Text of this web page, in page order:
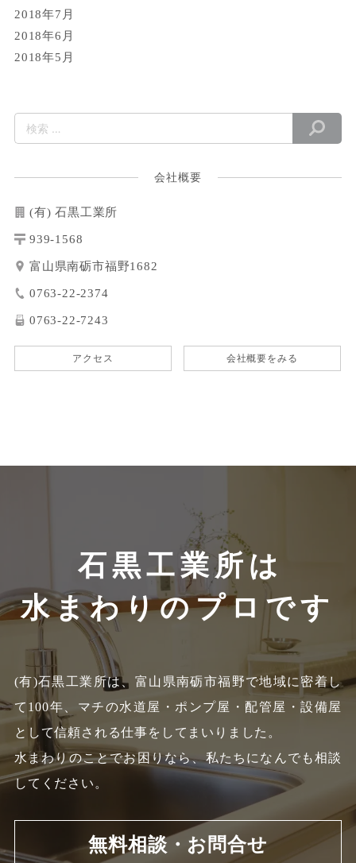
2018年7月
2018年6月
2018年5月
会社概要
(有) 石黒工業所
939-1568
富山県南砺市福野1682
0763-22-2374
0763-22-7243
アクセス 会社概要をみる
石黒工業所は
水まわりのプロです
(有)石黒工業所は、富山県南砺市福野で地域に密着し
て100年、 マチの水道屋・ポンプ屋・配管屋・設備屋
として信頼される仕事をしてまいりました。
水まわりのことでお困りなら、私たちになんでも相談
してください。
無料相談・お問合せ